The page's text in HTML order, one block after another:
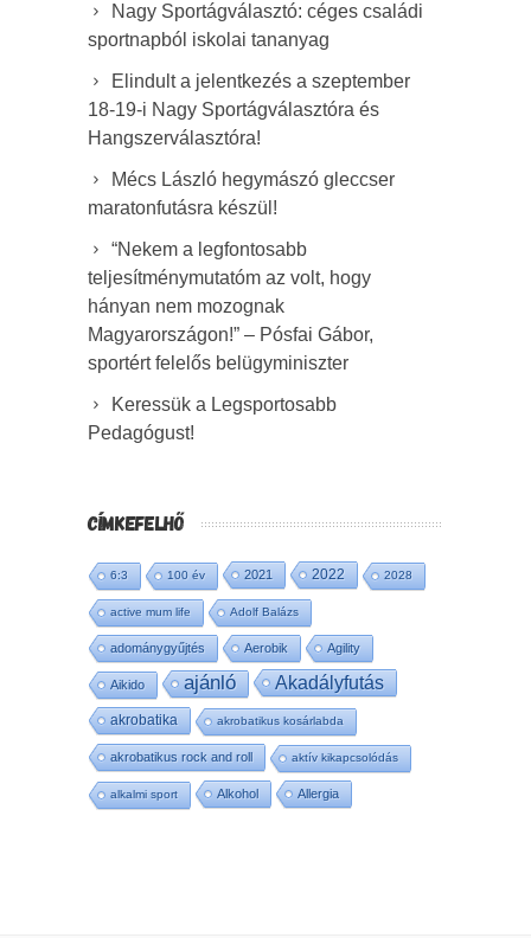
Nagy Sportágválasztó: céges családi
sportnapból iskolai tananyag
Elindult a jelentkezés a szeptember
18-19-i Nagy Sportágválasztóra és
Hangszerválasztóra!
Mécs László hegymászó gleccser
maratonfutásra készül!
“Nekem a legfontosabb
teljesítménymutatóm az volt, hogy
hányan nem mozognak
Magyarországon!” – Pósfai Gábor,
sportért felelős belügyminiszter
Keressük a Legsportosabb
Pedagógust!
CÍMKEFELHŐ
6:3 100 év 2021 2022 2028
active mum life Adolf Balázs
adománygyűjtés Aerobik Agility
Aikido ajánló Akadályfutás
akrobatika akrobatikus kosárlabda
akrobatikus rock and roll aktív kikapcsolódás
alkalmi sport Alkohol Allergia